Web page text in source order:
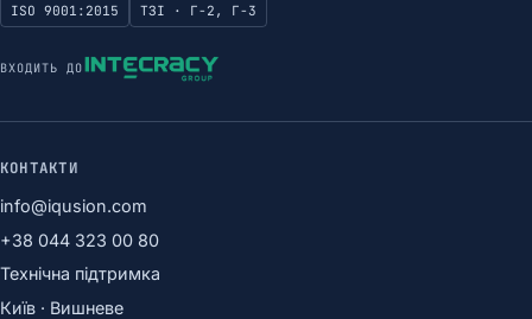
ISO 9001:2015 ТЗІ · Г-2, Г-3
ВХОДИТЬ ДО
КОНТАКТИ
info@iqusion.com
+38 044 323 00 80
Технічна підтримка
Київ · Вишневе